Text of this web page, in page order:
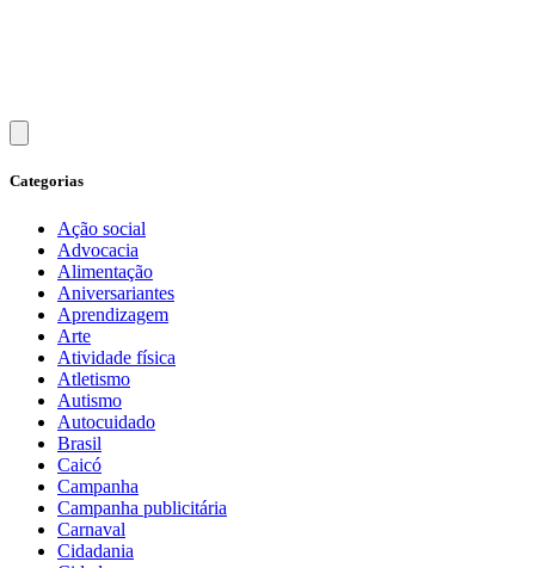
Categorias
Ação social
Advocacia
Alimentação
Aniversariantes
Aprendizagem
Arte
Atividade física
Atletismo
Autismo
Autocuidado
Brasil
Caicó
Campanha
Campanha publicitária
Carnaval
Cidadania